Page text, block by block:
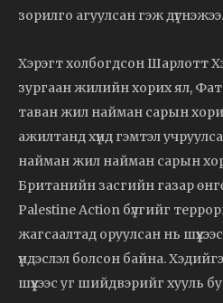
зорилго агуулсан гэж дүгнэжээ.
Хэрэгт холбогдсон Шарлотт
зургаан жилийн хорих ял,
таван жил найман сарын
ажилтанд хүнд гэмтэл
найман жил найман сарын
Британийн засгийн газар
Palestine Action бүлгийг
жагсаалтад оруулсан нь
үндэслэл болсон байна.
шүүхээс уг шийдвэрийг хууль